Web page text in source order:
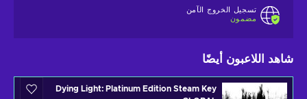
تسجيل الخروج الآمن
مضمون
شاهد اللاعبون أيضًا
Dying Light: Platinum Edition Steam Key